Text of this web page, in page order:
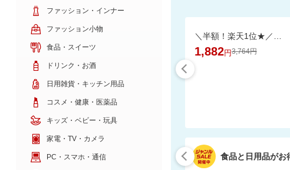
1,882円3,764円
食品と日用品がお
ファッション・インナー
ファッション小物
食品・スイーツ
ドリンク・お酒
日用雑貨・キッチン用品
コスメ・健康・医薬品
キッズ・ベビー・玩具
家電・TV・カメラ
PC・スマホ・通信